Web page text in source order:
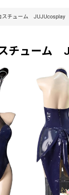
チューム JUJUcosplay
ューム